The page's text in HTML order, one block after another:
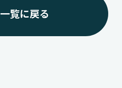
一覧に戻る